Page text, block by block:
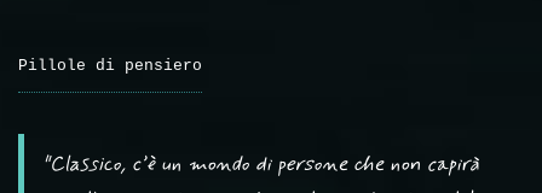
Pillole di pensiero
"Classico, c’è un mondo di persone che non capirà